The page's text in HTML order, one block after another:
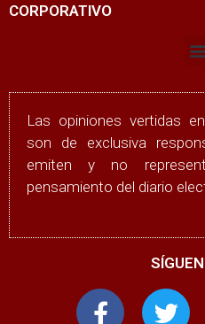
CORPORATIVO
Las opiniones vertidas
son de exclusiva
emiten y no
pensamiento del diario